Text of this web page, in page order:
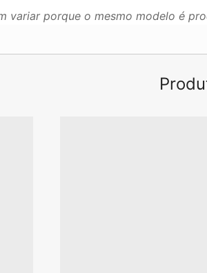
variar porque o mesmo modelo é